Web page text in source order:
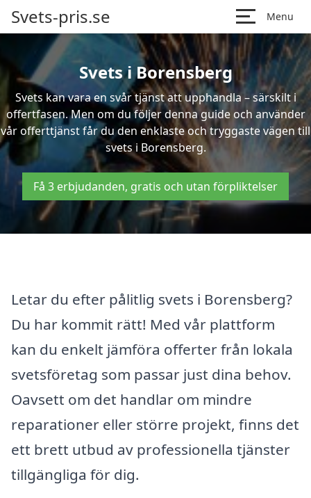
Svets-pris.se Menu
Svets i Borensberg
Svets kan vara en svår tjänst att upphandla – särskilt i
offertfasen. Men om du följer denna guide och använder
vår offerttjänst får du den enklaste och tryggaste vägen till
svets i Borensberg.
Få 3 erbjudanden, gratis och utan förpliktelser
Letar du efter pålitlig svets i Borensberg?
Du har kommit rätt! Med vår plattform
kan du enkelt jämföra offerter från lokala
svetsföretag som passar just dina behov.
Oavsett om det handlar om mindre
reparationer eller större projekt, finns det
ett brett utbud av professionella tjänster
tillgängliga för dig.